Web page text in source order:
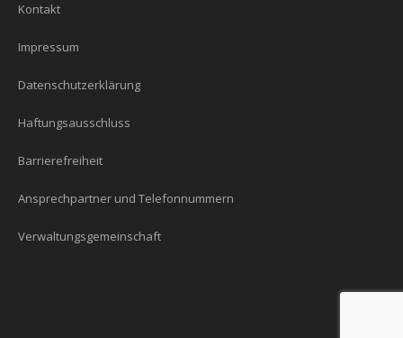
Kontakt
Impressum
Datenschutzerklärung
Haftungsausschluss
Barrierefreiheit
Ansprechpartner und Telefonnummern
Verwaltungsgemeinschaft